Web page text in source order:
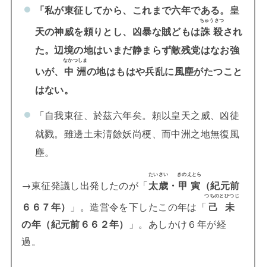
「私が東征してから、これまで六年である。皇
天の神威を頼りとし、凶暴な賊どもは誅殺
ちゅうさつ
され
た。辺境の地はいまだ静まらず敵残党はなお強
いが、 中洲
なかつしま
の地はもはや兵乱に風塵がたつこと
はない。
「自我東征、於茲六年矣。頼以皇天之威、凶徒
就戮。雖邊土未淸餘妖尚梗、而中洲之地無復風
塵。
→東征発議し出発したのが「太歳
たいさい
・ 甲寅
きのえとら
（紀元前
６６７年）
」。造営令を下したこの年は「己未
つちのとひつじ
の年（紀元前６６２年）
」。あしかけ６年が経
過。